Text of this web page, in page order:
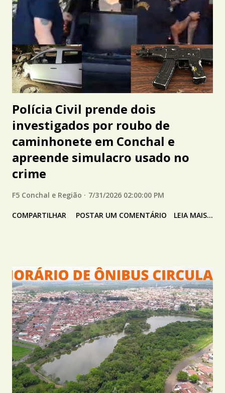
Polícia Civil prende dois
investigados por roubo de
caminhonete em Conchal e
apreende simulacro usado no
crime
F5 Conchal e Região 7/31/2026 02:00:00 PM
COMPARTILHAR POSTAR UM COMENTÁRIO LEIA MAIS...